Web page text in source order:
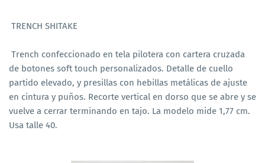
TRENCH SHITAKE
Trench confeccionado en tela pilotera con cartera cruzada
de botones soft touch personalizados. Detalle de cuello
partido elevado, y presillas con hebillas metálicas de ajuste
en cintura y puños. Recorte vertical en dorso que se abre y se
vuelve a cerrar terminando en tajo. La modelo mide 1,77 cm.
Usa talle 40.